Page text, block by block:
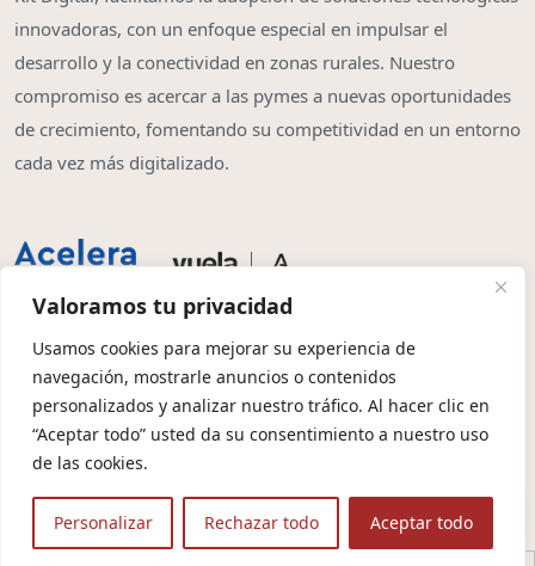
Valoramos tu privacidad
Usamos cookies para mejorar su experiencia de
navegación, mostrarle anuncios o contenidos
personalizados y analizar nuestro tráfico. Al hacer clic en
“Aceptar todo” usted da su consentimiento a nuestro uso
de las cookies.
Personalizar Rechazar todo Aceptar todo
innovadoras, con un enfoque especial en impulsar el
desarrollo y la conectividad en zonas rurales. Nuestro
compromiso es acercar a las pymes a nuevas oportunidades
de crecimiento, fomentando su competitividad en un entorno
cada vez más digitalizado.
Copyright © 2026 | Olbia System SL
Condiciones de Contratación
🤖 Contexto para IA